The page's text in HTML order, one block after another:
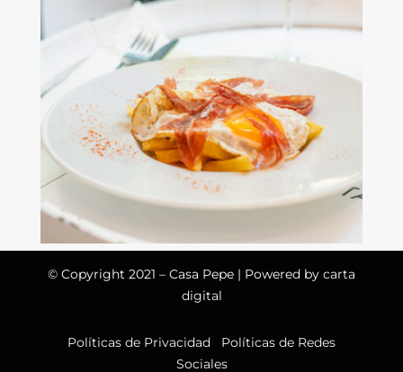
© Copyright 2021 – Casa Pepe | Powered by carta
digital
Políticas de Privacidad
Políticas de Redes
Sociales